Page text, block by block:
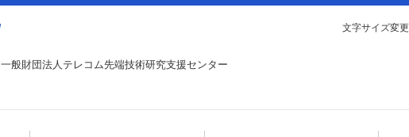
一般財団法人テレコム先端技術研究支援センター
文字サイズ変更